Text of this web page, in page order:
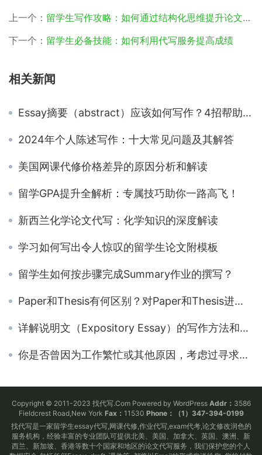
上一个： 留学生写作攻略：如何通过结构化思维提升论文逻辑性
下一个： 留学生必备技能：如何利用代写服务提高成绩
相关新闻
Essay摘要（abstract）应该如何写作？4招帮助您解决
2024年个人陈述写作：十大常见问题及其解答
美国网课代修价格差异的原因分析和解读
留学GPA提升全解析：专属技巧助你一路高飞！
新西兰化学论文代写：化学知识的深度解读
学习如何写出令人惊叹的留学生论文附模板
留学生如何按步骤完成Summary作业的撰写？
Paper和Thesis有何区别？对Paper和Thesis进行详细解析
详解说明文（Expository Essay）的写作方法和技巧
你是否曾因为工作繁忙或其他原因，考虑过寻求代写服务
Copyright © 2011-2023 找代写.Com Powered by WordPress Addr： 3586
Fieldcrest Road,New York Fax： 11530 Phone：（1）347-394-0199
找代写是一家留学生essay代写,网课代修,作业代写,exam代考,论文修改润色的
服务机构，经验丰富的专业团队可提供北美、美国、加拿大、英国、澳洲、新
西兰、新加坡、香港等数十个国家和地区的论文代写服务，我们保护您的个人